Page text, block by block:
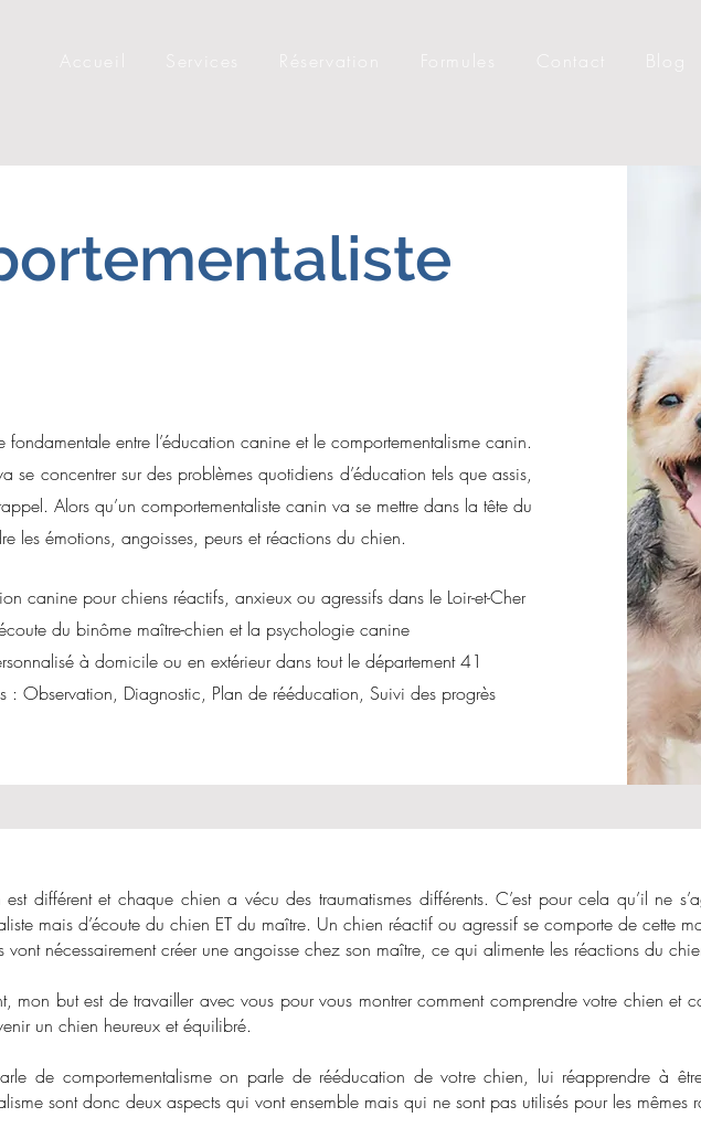
fondamentale entre l’éducation canine et le comportementalisme canin.
se concentrer sur des problèmes quotidiens d’éducation tels que assis,
Alors qu’un comportementaliste canin va se mettre dans la tête du
les émotions, angoisses, peurs et réactions du chien.
canine pour chiens réactifs, anxieux ou agressifs dans le Loir-et-Cher
du binôme maître-chien et la psychologie canine
à domicile ou en extérieur dans tout le département 41
: Observation, Diagnostic, Plan de rééducation, Suivi des progrès
différent et chaque chien a vécu des traumatismes différents. C’est pour cela qu’il ne
mais d’écoute du chien ET du maître. Un chien réactif ou agressif se comporte de cette
vont nécessairement créer une angoisse chez son maître, ce qui alimente les réactions du
mon but est de travailler avec vous pour vous montrer comment comprendre votre chien et
un chien heureux et équilibré.
de comportementalisme on parle de rééducation de votre chien, lui réapprendre à
sont donc deux aspects qui vont ensemble mais qui ne sont pas utilisés pour les mêmes